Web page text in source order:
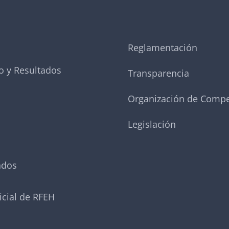
y Resultados
de RFEH
Reglamentación
Transparencia
Organización de
Legislación